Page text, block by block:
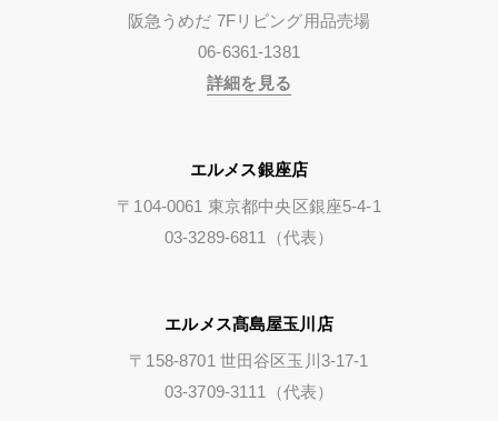
阪急うめだ 7Fリビング用品売場
06-6361-1381
詳細を見る
エルメス銀座店
〒104-0061 東京都中央区銀座5-4-1
03-3289-6811（代表）
エルメス髙島屋玉川店
〒158-8701 世田谷区玉川3-17-1
03-3709-3111（代表）